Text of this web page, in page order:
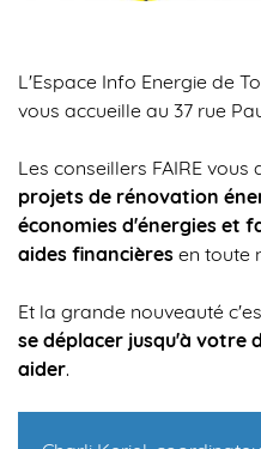
L'Espace Info Energie de
vous accueille au 37 rue
Les conseillers FAIRE
projets de rénovation
économies d'énergies et
aides financières en toute
Et la grande nouveauté
se déplacer jusqu'à votre
aider.